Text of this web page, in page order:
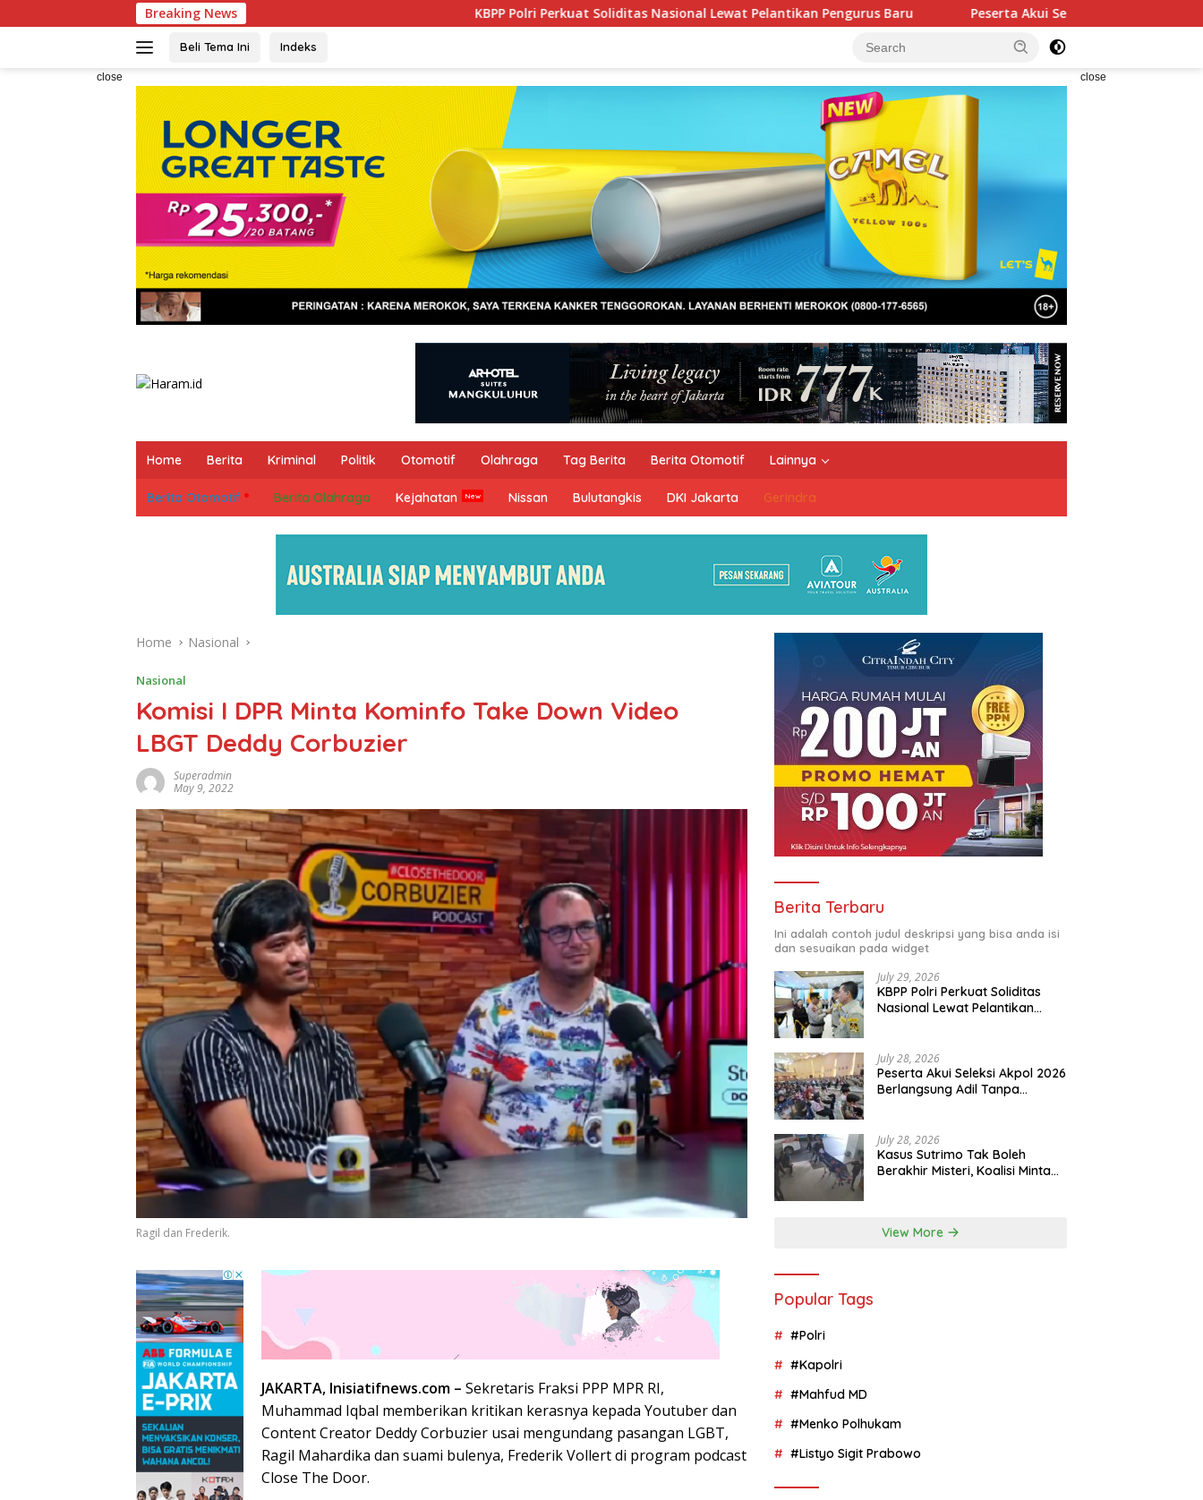
to
Breaking News KBPP Polri Perkuat Soliditas Nasional Lewat Pelantikan Pengurus Baru Peserta Akui Seleksi Akpol 2026 Berlangsung Adil Tanpa
Beli Tema Ini Indeks
close close
Home Berita Kriminal Politik Otomotif Olahraga Tag Berita Berita Otomotif Lainnya
Berita Otomotif Berita Olahraga Kejahatan Nissan Bulutangkis DKI Jakarta Gerindra
Home Nasional
Nasional
Komisi I DPR Minta Kominfo Take Down Video
LBGT Deddy Corbuzier
Superadmin
May 9, 2022
Ragil dan Frederik.
JAKARTA, Inisiatifnews.com – Sekretaris Fraksi PPP MPR RI,
Muhammad Iqbal memberikan kritikan kerasnya kepada Youtuber dan
Content Creator Deddy Corbuzier usai mengundang pasangan LGBT,
Ragil Mahardika dan suami bulenya, Frederik Vollert di program podcast
Close The Door.
Berita Terbaru
Ini adalah contoh judul deskripsi yang bisa anda isi
dan sesuaikan pada widget
July 29, 2026
KBPP Polri Perkuat Soliditas
Nasional Lewat Pelantikan
July 28, 2026
Peserta Akui Seleksi Akpol 2026
Berlangsung Adil Tanpa
July 28, 2026
Kasus Sutrimo Tak Boleh
Berakhir Misteri, Koalisi Minta
View More
Popular Tags
#Polri
#Kapolri
#Mahfud MD
#Menko Polhukam
#Listyo Sigit Prabowo